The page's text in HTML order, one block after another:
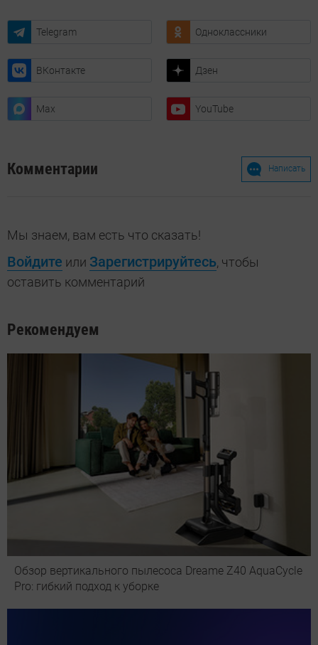
Telegram Одноклассники
ВКонтакте Дзен
Max YouTube
Комментарии Написать
Мы знаем, вам есть что сказать!
Войдите или Зарегистрируйтесь, чтобы
оставить комментарий
Рекомендуем
Обзор вертикального пылесоса Dreame Z40 AquaCycle
Pro: гибкий подход к уборке